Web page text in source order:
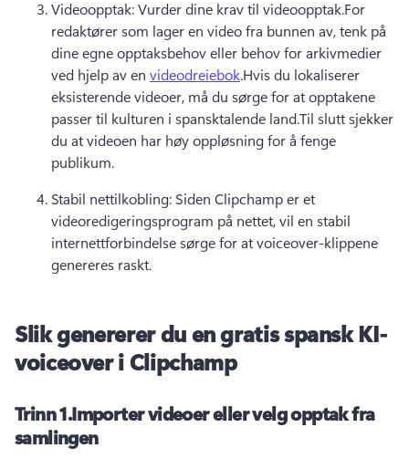
Videoopptak: Vurder dine krav til videoopptak.For
redaktører som lager en video fra bunnen av, tenk på
dine egne opptaksbehov eller behov for arkivmedier
ved hjelp av en videodreiebok.Hvis du lokaliserer
eksisterende videoer, må du sørge for at opptakene
passer til kulturen i spansktalende land.Til slutt sjekker
du at videoen har høy oppløsning for å fenge
publikum.
Stabil nettilkobling: Siden Clipchamp er et
videoredigeringsprogram på nettet, vil en stabil
internettforbindelse sørge for at voiceover-klippene
genereres raskt.
Slik genererer du en gratis spansk KI-
voiceover i Clipchamp
Trinn 1.Importer videoer eller velg opptak fra
samlingen